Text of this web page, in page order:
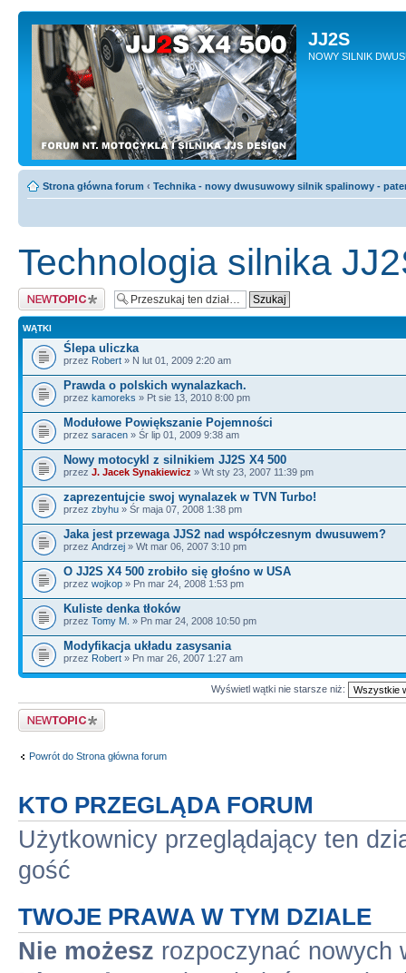
JJ2S
NOWY SILNIK
Strona główna forum ‹ Technika - nowy dwusuwowy silnik spalinowy -
Technologia silnika
Napisz wątek
WĄTKI
Ślepa uliczka
przez Robert » N lut 01, 2009 2:20 am
Prawda o polskich wynalazkach.
przez kamoreks » Pt sie 13, 2010 8:00 pm
Modułowe Powiększanie Pojemności
przez saracen » Śr lip 01, 2009 9:38 am
Nowy motocykl z silnikiem JJ2S X4 500
przez J. Jacek Synakiewicz » Wt sty 23, 2007 11:39 pm
zaprezentujcie swoj wynalazek w TVN Turbo!
przez zbyhu » Śr maja 07, 2008 1:38 pm
Jaka jest przewaga JJS2 nad współczesnym dwusuwem?
przez Andrzej » Wt mar 06, 2007 3:10 pm
O JJ2S X4 500 zrobiło się głośno w USA
przez wojkop » Pn mar 24, 2008 1:53 pm
Kuliste denka tłoków
przez Tomy M. » Pn mar 24, 2008 10:50 pm
Modyfikacja układu zasysania
przez Robert » Pn mar 26, 2007 1:27 am
Wyświetl wątki nie starsze niż:
Napisz wątek
Powrót do Strona główna forum
KTO PRZEGLĄDA FORUM
Użytkownicy przeglądający ten
gość
TWOJE PRAWA W TYM DZIALE
Nie możesz rozpoczynać nowych